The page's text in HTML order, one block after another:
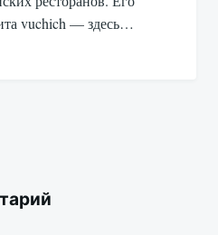
vuchich — здесь…